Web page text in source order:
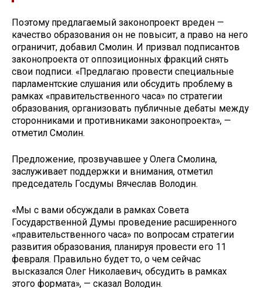
Поэтому предлагаемый законопроект вреден —
качество образования он не повысит, а право на него
ограничит, добавил Смолин. И призвал подписантов
законопроекта от оппозиционных фракций снять
свои подписи. «Предлагаю провести специальные
парламентские слушания или обсудить проблему в
рамках «правительственного часа» по стратегии
образования, организовать публичные дебаты между
сторонниками и противниками законопроекта», —
отметил Смолин.
Предложение, прозвучавшее у Олега Смолина,
заслуживает поддержки и внимания, отметил
председатель Госдумы Вячеслав Володин.
«Мы с вами обсуждали в рамках Совета
Государственной Думы проведение расширенного
«правительственного часа» по вопросам стратегии
развития образования, планируя провести его 11
февраля. Правильно будет то, о чем сейчас
высказался Олег Николаевич, обсудить в рамках
этого формата», — сказал Володин.